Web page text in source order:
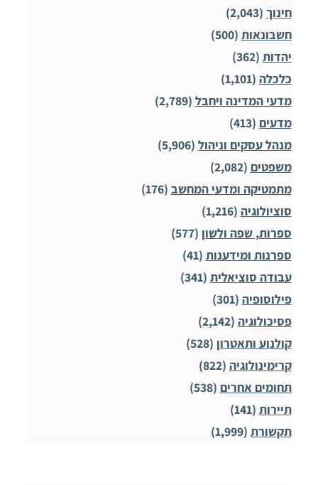
חינוך (2,043)
חשבונאות (500)
יהדות (362)
כלכלה (1,101)
מדעי המדינה ויחבל (2,789)
מדעים (413)
מנהל עסקים וניהול (5,906)
משפטים (2,082)
מתמטיקה ומדעי המחשב (176)
סוציולוגיה (1,216)
ספרות, שפה ולשון (577)
ספרנות ומידענות (41)
עבודה סוציאלית (341)
פילוסופיה (301)
פסיכולוגיה (2,142)
קולנוע ותאטרון (528)
קרימינולוגיה (822)
תחומים אחרים (538)
תיירות (141)
תקשורת (1,999)